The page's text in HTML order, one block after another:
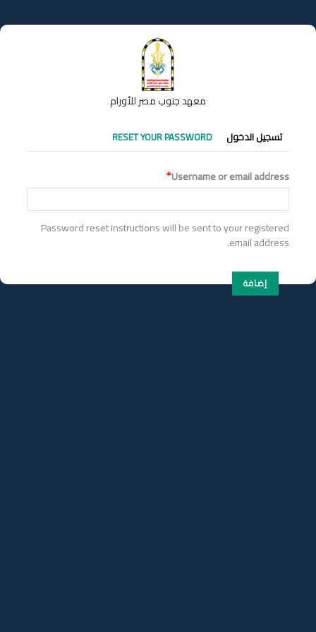
إلى
المحتوى
معهد جنوب مصر للأورام
التبويبات
الأساسية
تسجيل الدخول RESET YOUR PASSWORD
Username or email address
Password reset instructions will be sent to your registered
email address.